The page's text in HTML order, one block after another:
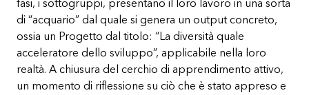
fasi, i sottogruppi, presentano il loro lavoro in una sorta
di “acquario” dal quale si genera un output concreto,
ossia un Progetto dal titolo: “La diversità quale
acceleratore dello sviluppo”, applicabile nella loro
realtà. A chiusura del cerchio di apprendimento attivo,
un momento di riflessione su ciò che è stato appreso e